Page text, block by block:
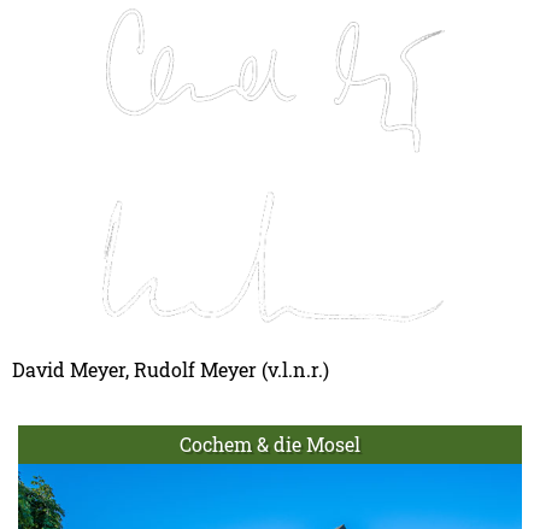
David Meyer, Rudolf Meyer (v.l.n.r.)
Cochem & die Mosel